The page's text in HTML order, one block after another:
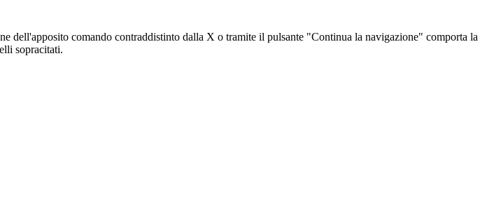
dell'apposito comando contraddistinto dalla X o tramite il pulsante "Continua la navigazione" comporta la
sopracitati.